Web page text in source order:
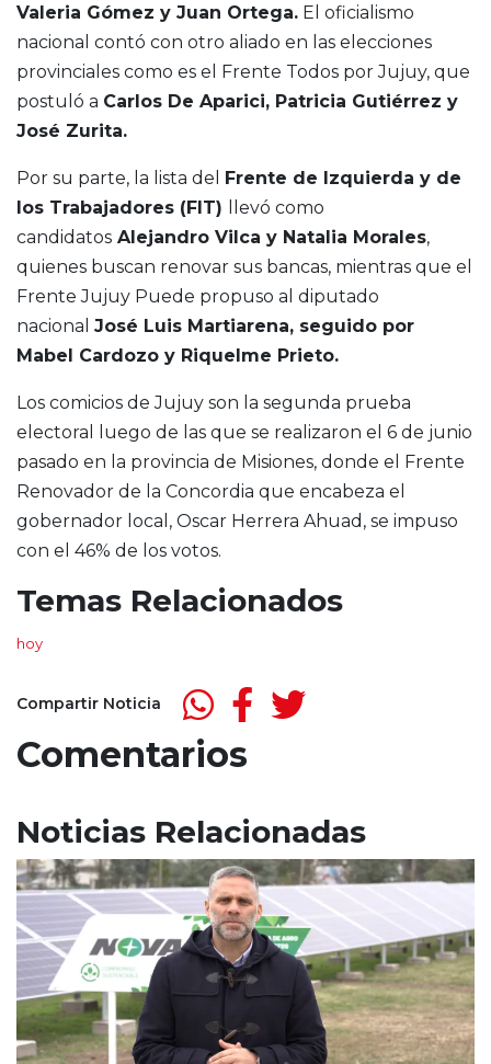
Valeria Gómez y Juan Ortega. El oficialismo
nacional contó con otro aliado en las elecciones
provinciales como es el Frente Todos por Jujuy, que
postuló a Carlos De Aparici, Patricia Gutiérrez y
José Zurita.
Por su parte, la lista del Frente de Izquierda y de
los Trabajadores (FIT)
llevó como
candidatos Alejandro Vilca y Natalia Morales,
quienes buscan renovar sus bancas, mientras que el
Frente Jujuy Puede propuso al diputado
nacional José Luis Martiarena, seguido por
Mabel Cardozo y Riquelme Prieto.
Los comicios de Jujuy son la segunda prueba
electoral luego de las que se realizaron el 6 de junio
pasado en la provincia de Misiones, donde el Frente
Renovador de la Concordia que encabeza el
gobernador local, Oscar Herrera Ahuad, se impuso
con el 46% de los votos.
Temas Relacionados
hoy
Compartir Noticia
Comentarios
Noticias Relacionadas